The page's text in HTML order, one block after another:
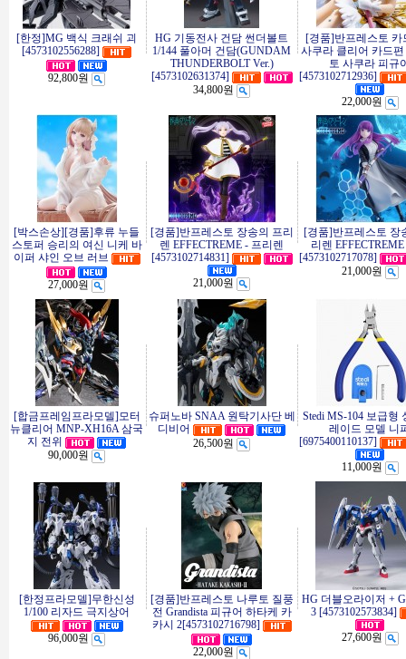
[한정]MG 백식 크래쉬 괴
[4573102556288]
92,800원
HG 기동전사 건담 썬더볼트
1/144 풀아머 건담(GUNDAM
THUNDERBOLT Ver.)
[4573102631374]
34,800원
[경품]반프레스토 카
사쿠라 클리어 카드
토 사쿠라 피규
[4573102712936]
22,000원
[박스손상][경품]후류 누들
스토퍼 승리의 여신 니케 바
이퍼 샤인 오브 러브
27,000원
[경품]반프레스토 장송의 프리
렌 EFFECTREME - 프리렌
[4573102714831]
21,000원
[경품]반프레스토 장
리렌
[4573102717078]
21,000원
[합금프레임프라모델]모터
뉴클리어 MNP-XH16A 삼국
지 전위
90,000원
슈퍼노바 SNAA 원탁기사단 베
디비어
26,500원
Stedi MS-104 보급형
레이드 모델 니
[6975400110137]
11,000원
[한정프라모델]무한신성
1/100 리자드 극지상어
96,000원
[경품]반프레스토 나루토 질풍
전 Grandista 피규어 하타케 카
카시 2[4573102716798]
22,000원
HG 더블오라이저 +
3 [4573102573834]
27,600원